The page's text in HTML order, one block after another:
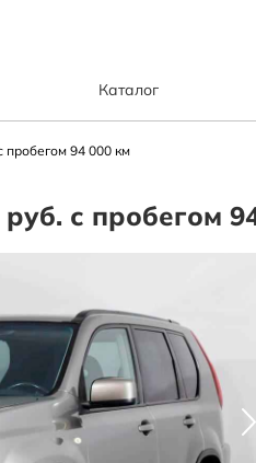
Каталог
пробегом 94 000 км
с пробегом